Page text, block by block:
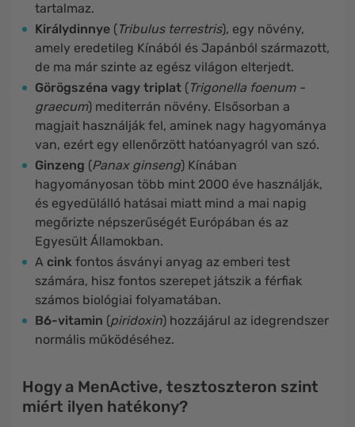
tartalmaz.
Királydinnye (Tribulus terrestris), egy növény,
amely eredetileg Kínából és Japánból származott,
de ma már szinte az egész világon elterjedt.
Görögszéna vagy triplat (Trigonella foenum -
graecum) mediterrán növény. Elsősorban a
magjait használják fel, aminek nagy hagyománya
van, ezért egy ellenőrzött hatóanyagról van szó.
Ginzeng (Panax ginseng) Kínában
hagyományosan több mint 2000 éve használják,
és egyedülálló hatásai miatt mind a mai napig
megőrizte népszerűségét Európában és az
Egyesült Államokban.
A cink fontos ásványi anyag az emberi test
számára, hisz fontos szerepet játszik a férfiak
számos biológiai folyamatában.
B6-vitamin (piridoxin) hozzájárul az idegrendszer
normális működéséhez.
Hogy a MenActive, tesztoszteron szint
miért ilyen hatékony?